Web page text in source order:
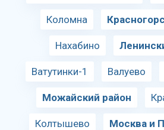
Коломна
Нахабино
Ватутинки-1 Валуево
Можайский район
Колтышево Москва и